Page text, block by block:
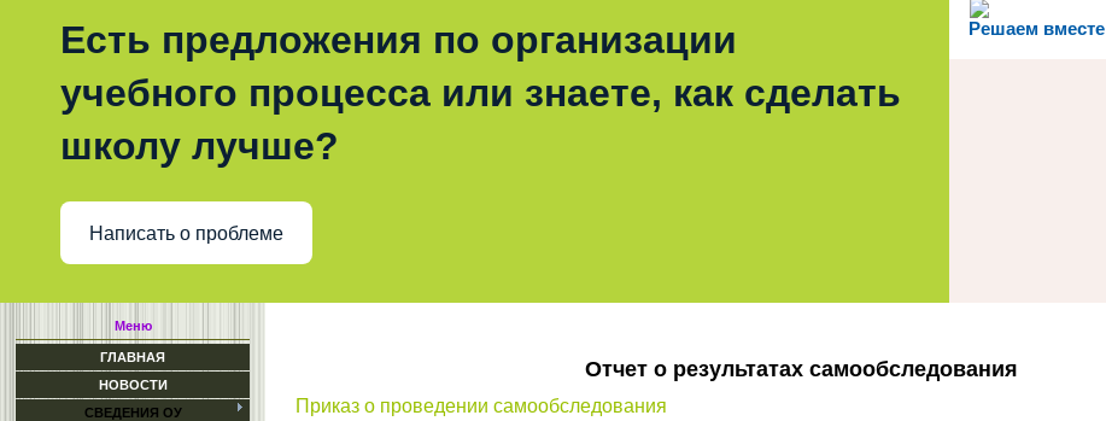
Решаем вместе
Есть предложения по организации
учебного процесса или знаете, как сделать
школу лучше?
Написать о проблеме
Меню
ГЛАВНАЯ
НОВОСТИ
СВЕДЕНИЯ ОУ
Отчет о результатах самообследования
Приказ о проведении самообследования